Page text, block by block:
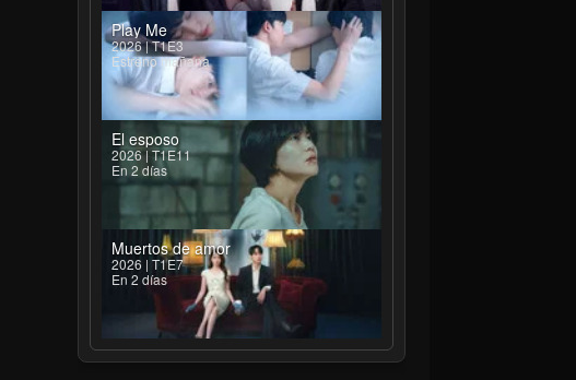
Play Me
2026 | T1E3
Estreno mañana
El esposo
2026 | T1E11
En 2 días
Muertos de amor
2026 | T1E7
En 2 días